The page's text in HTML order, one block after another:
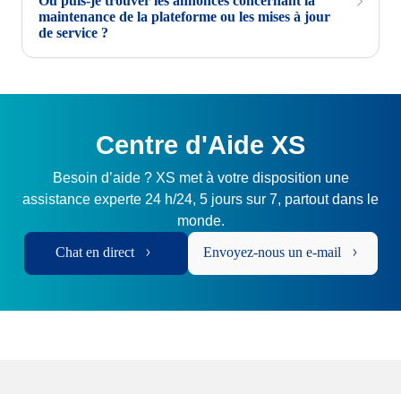
maintenance de la plateforme ou les mises à jour
de service ?
Centre d'Aide XS
Besoin d’aide ? XS met à votre disposition une
assistance experte 24 h/24, 5 jours sur 7, partout dans le
monde.
Chat en direct Envoyez-nous un e-mail